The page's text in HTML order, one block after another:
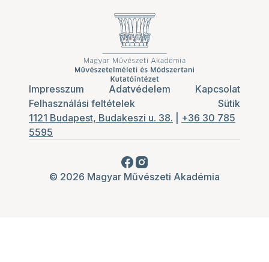
Impresszum Adatvédelem
Kapcsolat
Felhasználási feltételek
Sütik
1121 Budapest, Budakeszi u. 38.
+36 30 785
5595
© 2026 Magyar Művészeti Akadémia